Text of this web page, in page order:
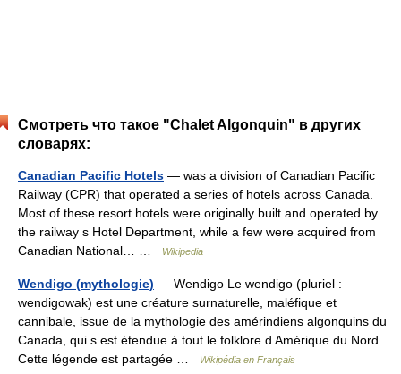
Смотреть что такое "Chalet Algonquin" в других
словарях:
Canadian Pacific Hotels — was a division of Canadian Pacific
Railway (CPR) that operated a series of hotels across Canada.
Most of these resort hotels were originally built and operated by
the railway s Hotel Department, while a few were acquired from
Canadian National… …
Wikipedia
Wendigo (mythologie) — Wendigo Le wendigo (pluriel :
wendigowak) est une créature surnaturelle, maléfique et
cannibale, issue de la mythologie des amérindiens algonquins du
Canada, qui s est étendue à tout le folklore d Amérique du Nord.
Cette légende est partagée …
Wikipédia en Français